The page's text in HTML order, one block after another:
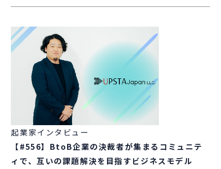
起業家インタビュー
【#556】BtoB企業の決裁者が集まるコミュニテ
ィで、互いの課題解決を目指すビジネスモデル